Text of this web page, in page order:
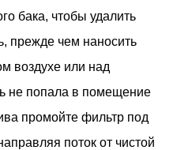
бака, чтобы удалить
прежде чем наносить
воздухе или над
не попала в помещение
промойте фильтр под
поток от чистой